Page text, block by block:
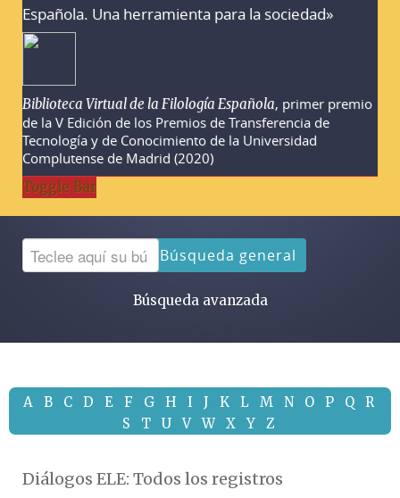
Española. Una herramienta para la sociedad»
Biblioteca Virtual de la Filología Española, primer premio
de la V Edición de los Premios de Transferencia de
Tecnología y de Conocimiento de la Universidad
Complutense de Madrid (2020)
Toggle Bar
Búsqueda general
Búsqueda avanzada
A B C D E F G H I J K L M N O P Q
R
S
T U V W X Y Z
Diálogos ELE: Todos los registros